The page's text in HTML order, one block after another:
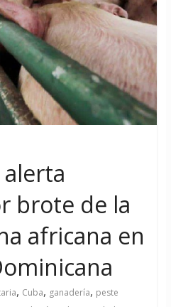
brote de la
africana en
, Cuba, ganadería, peste